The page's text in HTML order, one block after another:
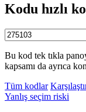
Kodu hızlı
Bu kod tek tıkla
kapsamı da ayrıca
Tüm kodlar
Yanlış seçim riski